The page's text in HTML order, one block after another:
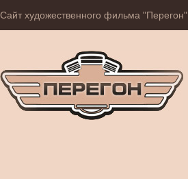
Сайт художественного фильма "Перегон"